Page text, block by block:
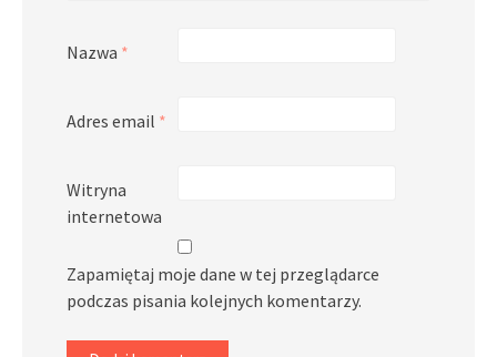
Nazwa *
Adres email *
Witryna
internetowa
Zapamiętaj moje dane w tej przeglądarce
podczas pisania kolejnych komentarzy.